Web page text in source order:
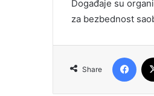
Događaje su
za bezbednost
Share